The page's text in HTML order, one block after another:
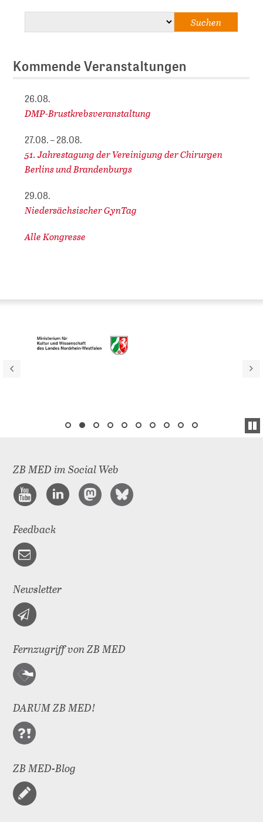
Kommende Veranstaltungen
26.08.
DMP-Brustkrebsveranstaltung
27.08. – 28.08.
51. Jahrestagung der Vereinigung der Chirurgen
Berlins und Brandenburgs
29.08.
Niedersächsischer GynTag
Alle Kongresse
ZB MED im Social Web
Feedback
Newsletter
Fernzugriff von ZB MED
DARUM ZB MED!
ZB MED-Blog